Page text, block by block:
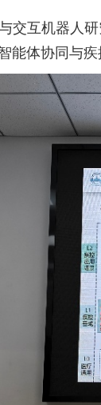
交互机器人
体协同与